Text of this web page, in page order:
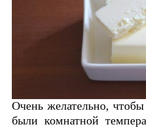
Очень желательно,
были комнатной